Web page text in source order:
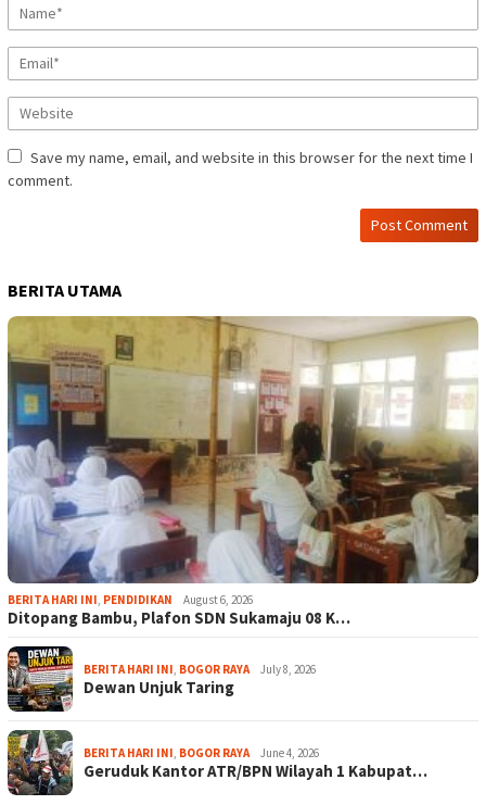
Save my name, email, and website in this browser for the next time I
comment.
BERITA UTAMA
BERITA HARI INI, PENDIDIKAN August 6, 2026
Ditopang Bambu, Plafon SDN Sukamaju 08 K…
BERITA HARI INI, BOGOR RAYA July 8, 2026
Dewan Unjuk Taring
BERITA HARI INI, BOGOR RAYA June 4, 2026
Geruduk Kantor ATR/BPN Wilayah 1 Kabupat…